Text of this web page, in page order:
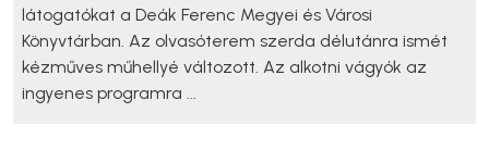
látogatókat a Deák Ferenc Megyei és Városi
Könyvtárban. Az olvasóterem szerda délutánra ismét
kézműves műhellyé változott. Az alkotni vágyók az
ingyenes programra ...